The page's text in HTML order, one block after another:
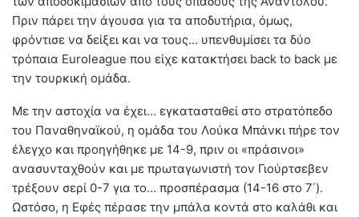
Πριν πάρει την άγουσα για τα αποδυτήρια, όμως,
φρόντισε να δείξει και να τους… υπενθυμίσει τα δύο
τρόπαια Euroleague που είχε κατακτήσει back to back με
την τουρκική ομάδα.
Με την αστοχία να έχει… εγκατασταθεί στο στρατόπεδο
του Παναθηναϊκού, η ομάδα του Λούκα Μπάνκι πήρε τον
έλεγχο και προηγήθηκε με 14-9, πριν οι «πράσινοι»
ανασυνταχθούν και με πρωταγωνιστή τον Γιούρτσεβεν
τρέξουν σερί 0-7 για το… προσπέρασμα (14-16 στο 7΄).
Ωστόσο, η Εφές πέρασε την μπάλα κοντά στο καλάθι και